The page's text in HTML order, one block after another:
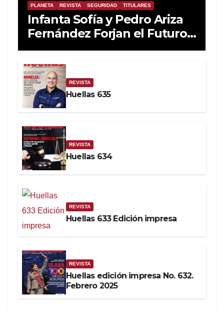
PLANETA REVISTA SEGURIDAD TITULARES
Infanta Sofía y Pedro Ariza
Fernández Forjan el Futuro
de la Soberanía Real
REVISTA
Huellas 635
REVISTA
Huellas 634
REVISTA
Huellas 633 Edición impresa
REVISTA
Huellas edición impresa No. 632.
Febrero 2025